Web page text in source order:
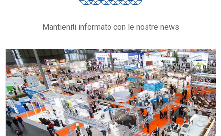
Mantieniti informato con le nostre news